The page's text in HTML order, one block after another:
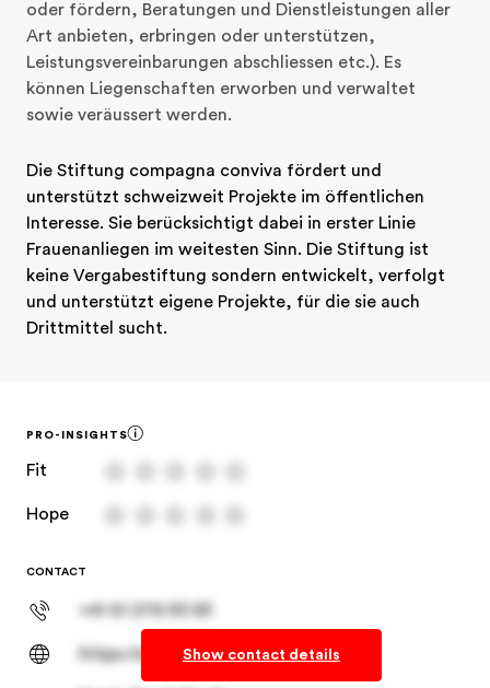
oder fördern, Beratungen und Dienstleistungen aller
Art anbieten, erbringen oder unterstützen,
Leistungsvereinbarungen abschliessen etc.). Es
können Liegenschaften erworben und verwaltet
sowie veräussert werden.
Die Stiftung compagna conviva fördert und
unterstützt schweizweit Projekte im öffentlichen
Interesse. Sie berücksichtigt dabei in erster Linie
Frauenanliegen im weitesten Sinn. Die Stiftung ist
keine Vergabestiftung sondern entwickelt, verfolgt
und unterstützt eigene Projekte, für die sie auch
Drittmittel sucht.
PRO-INSIGHTS
Fit
Hope
CONTACT
https://spheriq.ch/Show contact details